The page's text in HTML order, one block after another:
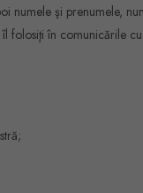
numele şi prenumele,
folosiţi în comunicările